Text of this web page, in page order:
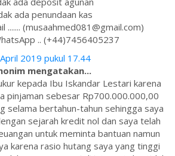
ada penundaan kas
....... (musaahmed081@gmail.com)
.. (+44)7456405237
2019 pukul 17.44
mengatakan...
kepada Ibu Iskandar Lestari karena
pinjaman sebesar Rp700.000.000,00
selama bertahun-tahun sehingga saya
sejarah kredit nol dan saya telah
untuk meminta bantuan namun
karena rasio hutang saya yang tinggi